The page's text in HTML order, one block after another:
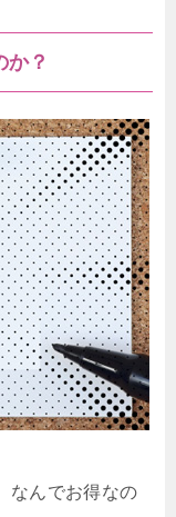
？
なんでお得なの